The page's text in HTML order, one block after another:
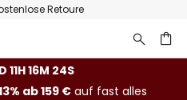
Retoure
11H 16M 23S
ab 159 €auf fast alles